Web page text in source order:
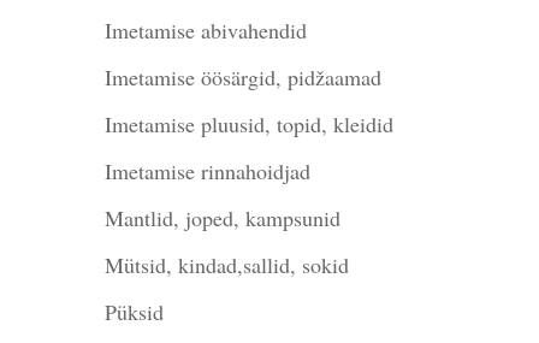
Imetamise abivahendid
Imetamise öösärgid, pidžaamad
Imetamise pluusid, topid, kleidid
Imetamise rinnahoidjad
Mantlid, joped, kampsunid
Mütsid, kindad,sallid, sokid
Püksid